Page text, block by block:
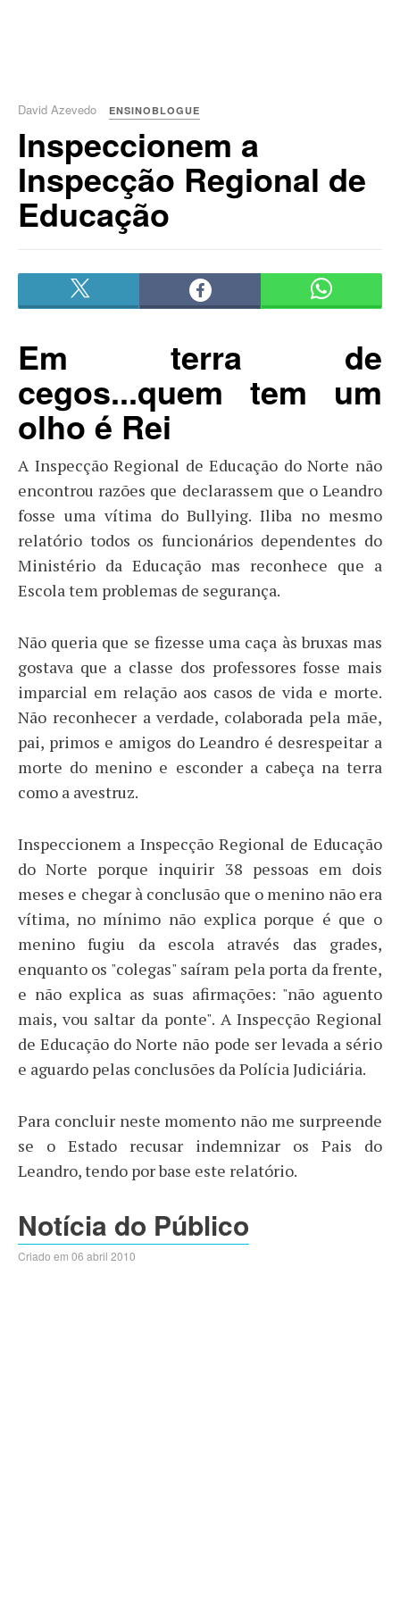
David Azevedo ENSINOBLOGUE
Inspeccionem a
Inspecção Regional de
Educação
Em terra de
cegos...quem tem um
olho é Rei
A Inspecção Regional de Educação do Norte não
encontrou razões que declarassem que o Leandro
fosse uma vítima do Bullying. Iliba no mesmo
relatório todos os funcionários dependentes do
Ministério da Educação mas reconhece que a
Escola tem problemas de segurança.
Não queria que se fizesse uma caça às bruxas mas
gostava que a classe dos professores fosse mais
imparcial em relação aos casos de vida e morte.
Não reconhecer a verdade, colaborada pela mãe,
pai, primos e amigos do Leandro é desrespeitar a
morte do menino e esconder a cabeça na terra
como a avestruz.
Inspeccionem a Inspecção Regional de Educação
do Norte porque inquirir 38 pessoas em dois
meses e chegar à conclusão que o menino não era
vítima, no mínimo não explica porque é que o
menino fugiu da escola através das grades,
enquanto os "colegas" saíram pela porta da frente,
e não explica as suas afirmações: "não aguento
mais, vou saltar da ponte". A Inspecção Regional
de Educação do Norte não pode ser levada a sério
e aguardo pelas conclusões da Polícia Judiciária.
Para concluir neste momento não me surpreende
se o Estado recusar indemnizar os Pais do
Leandro, tendo por base este relatório.
Notícia do Público
Criado em 06 abril 2010